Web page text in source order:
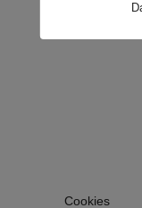
Cookies